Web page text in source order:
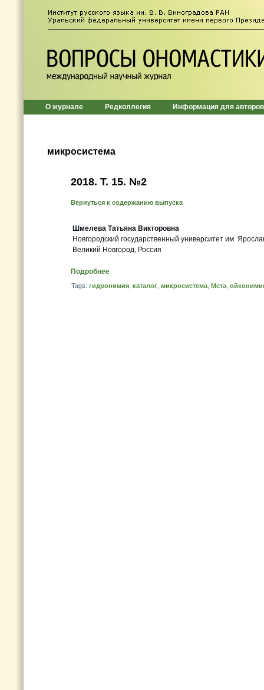
О журнале Редколлегия Информация для авторов
микросистема
2018. Т. 15. №2
Вернуться к содержанию выпуска
Шмелева Татьяна Викторовна
Новгородский государственный университет им.
Великий Новгород, Россия
Подробнее
Tags: гидронимия каталог микросистема Мста